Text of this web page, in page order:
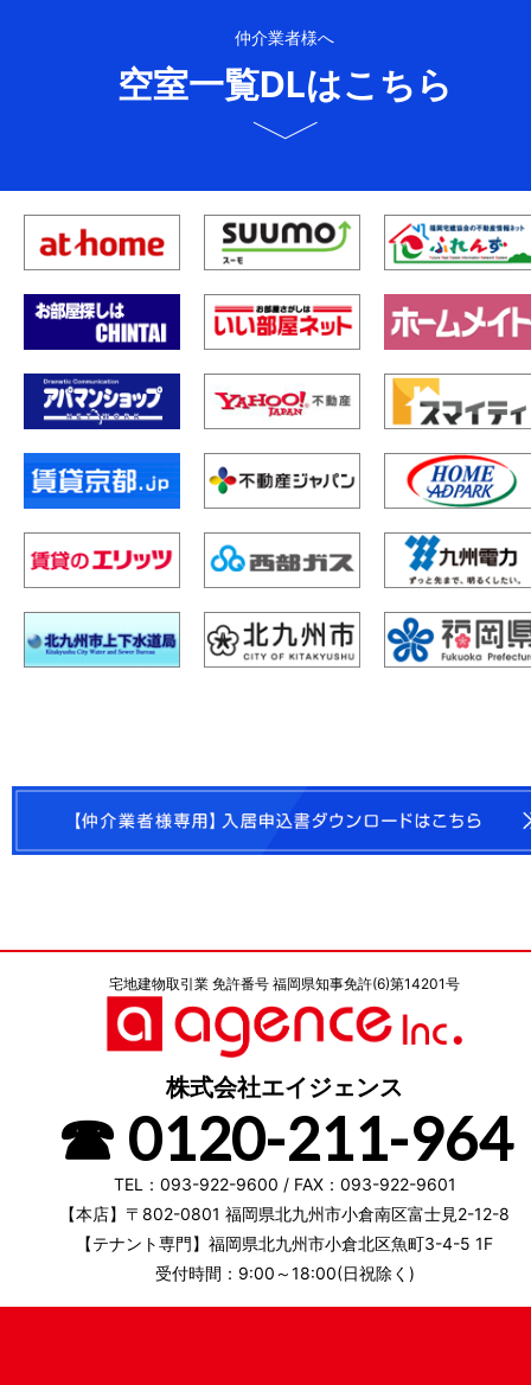
仲介業者様へ
空室一覧DLはこちら
宅地建物取引業 免許番号 福岡県知事免許(6)第14201号
株式会社エイジェンス
☎ 0120-211-964
TEL：093-922-9600 / FAX：093-922-9601
【本店】〒802-0801 福岡県北九州市小倉南区富士見2-12-8
【テナント専門】福岡県北九州市小倉北区魚町3-4-5 1F
受付時間：9:00～18:00(日祝除く)